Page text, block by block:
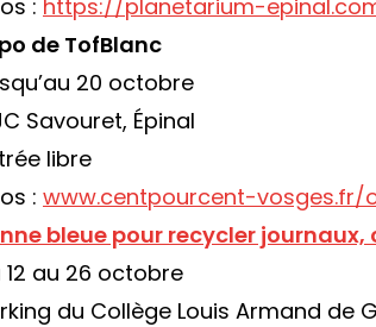
: https://planetarium-
de TofBlanc
20 octobre
Savouret, Épinal
libre
: www.centpourcent-
bleue pour recycler
12 au 26 octobre
du Collège Louis Armand de